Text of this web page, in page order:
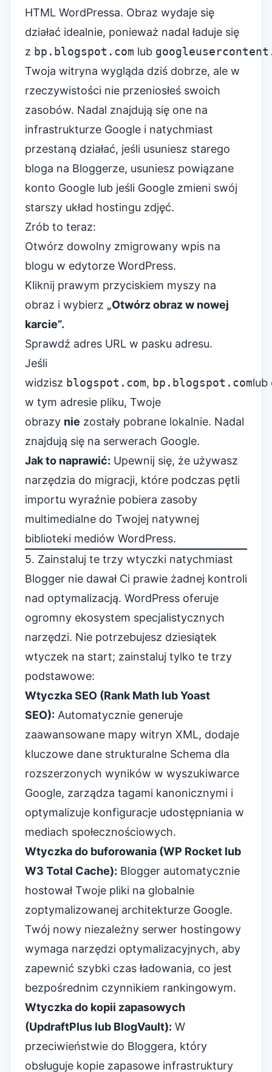
HTML WordPressa. Obraz wydaje się
działać idealnie, ponieważ nadal ładuje się
z bp.blogspot.com lub
Twoja witryna wygląda dziś dobrze, ale w
rzeczywistości nie przeniosłeś swoich
zasobów. Nadal znajdują się one na
infrastrukturze Google i natychmiast
przestaną działać, jeśli usuniesz starego
bloga na Bloggerze, usuniesz powiązane
konto Google lub jeśli Google zmieni swój
starszy układ hostingu zdjęć.
Zrób to teraz:
Otwórz dowolny zmigrowany wpis na
blogu w edytorze WordPress.
Kliknij prawym przyciskiem myszy na
obraz i wybierz „Otwórz obraz w nowej
karcie”.
Sprawdź adres URL w pasku adresu.
Jeśli
widzisz blogspot.com, bp.blogspot.comlub
w tym adresie pliku, Twoje
obrazy nie zostały pobrane lokalnie. Nadal
znajdują się na serwerach Google.
Jak to naprawić: Upewnij się, że używasz
narzędzia do migracji, które podczas pętli
importu wyraźnie pobiera zasoby
multimedialne do Twojej natywnej
biblioteki mediów WordPress.
5. Zainstaluj te trzy wtyczki natychmiast
Blogger nie dawał Ci prawie żadnej kontroli
nad optymalizacją. WordPress oferuje
ogromny ekosystem specjalistycznych
narzędzi. Nie potrzebujesz dziesiątek
wtyczek na start; zainstaluj tylko te trzy
podstawowe:
Wtyczka SEO (Rank Math lub Yoast
SEO): Automatycznie generuje
zaawansowane mapy witryn XML, dodaje
kluczowe dane strukturalne Schema dla
rozszerzonych wyników w wyszukiwarce
Google, zarządza tagami kanonicznymi i
optymalizuje konfiguracje udostępniania w
mediach społecznościowych.
Wtyczka do buforowania (WP Rocket lub
W3 Total Cache): Blogger automatycznie
hostował Twoje pliki na globalnie
zoptymalizowanej architekturze Google.
Twój nowy niezależny serwer hostingowy
wymaga narzędzi optymalizacyjnych, aby
zapewnić szybki czas ładowania, co jest
bezpośrednim czynnikiem rankingowym.
Wtyczka do kopii zapasowych
(UpdraftPlus lub BlogVault): W
przeciwieństwie do Bloggera, który
obsługuje kopie zapasowe infrastruktury